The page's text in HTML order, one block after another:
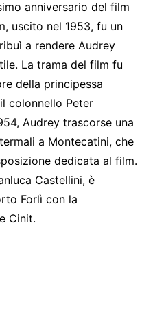
anniversario del film
uscito nel 1953, fu un
a rendere Audrey
La trama del film fu
della principessa
colonnello Peter
Audrey trascorse una
a Montecatini, che
dedicata al film.
Castellini, è
Forlì con la
Cinit.